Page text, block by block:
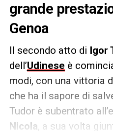
grande
Genoa
Il secondo atto di Igor
dell’Udinese è
modi, con una vittoria
che ha il sapore di
Tudor è subentrato
Nicola, a sua volta